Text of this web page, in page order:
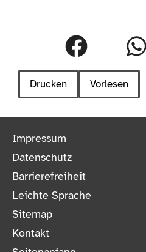
Drucken Vorlesen
Impressum
Datenschutz
Barrierefreiheit
Leichte Sprache
Sitemap
Kontakt